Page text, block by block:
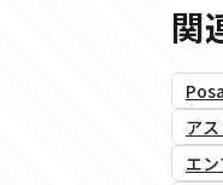
関
Posa
ア
エ